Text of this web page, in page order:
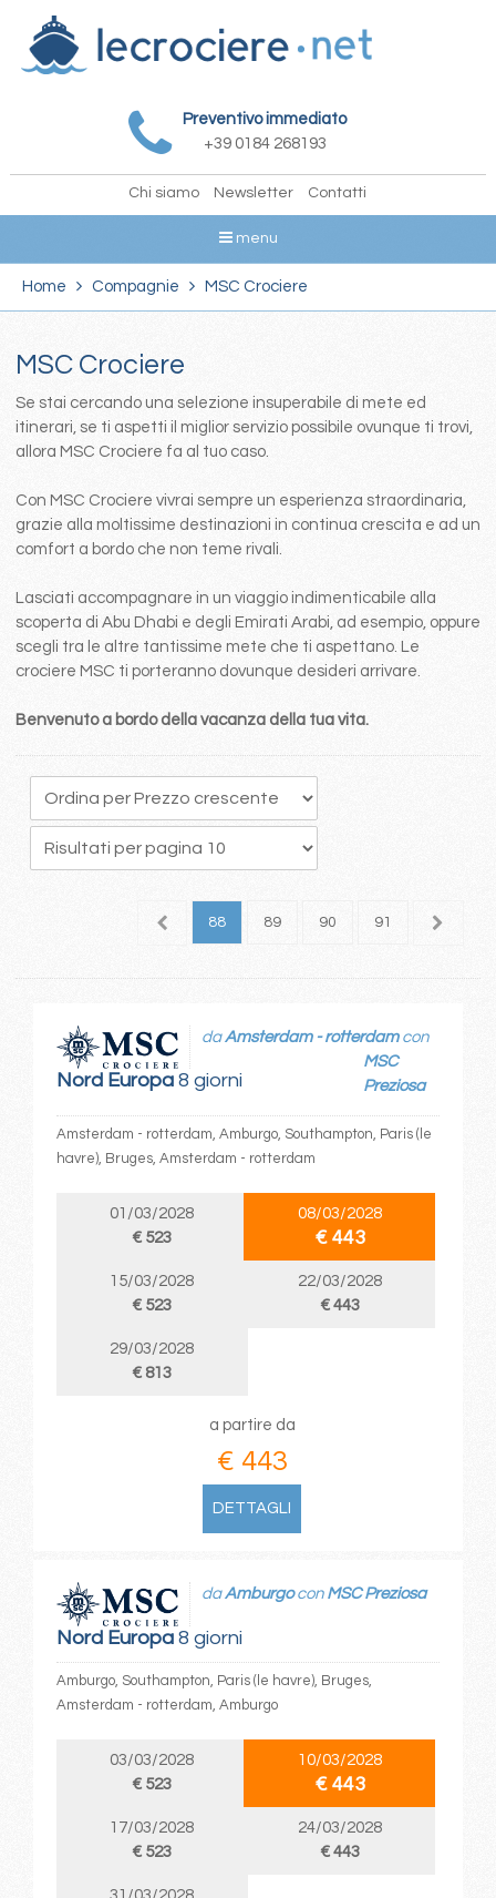
Preventivo immediato
+39 0184 268193
Chi siamo Newsletter Contatti
menu
Home Compagnie MSC Crociere
MSC Crociere
Se stai cercando una selezione insuperabile di mete ed
itinerari, se ti aspetti il miglior servizio possibile ovunque ti trovi,
allora MSC Crociere fa al tuo caso.
Con MSC Crociere vivrai sempre un esperienza straordinaria,
grazie alla moltissime destinazioni in continua crescita e ad un
comfort a bordo che non teme rivali.
Lasciati accompagnare in un viaggio indimenticabile alla
scoperta di Abu Dhabi e degli Emirati Arabi, ad esempio, oppure
scegli tra le altre tantissime mete che ti aspettano. Le
crociere MSC ti porteranno dovunque desideri arrivare.
Benvenuto a bordo della vacanza della tua vita.
87 88 89 90 91 92
Nord Europa8 giorni
daAmsterdam - rotterdamcon
MSC
Preziosa
Amsterdam - rotterdam, Amburgo, Southampton, Paris (le
havre), Bruges, Amsterdam - rotterdam
01/03/2028
€ 523
08/03/2028
€ 443
15/03/2028
€ 523
22/03/2028
€ 443
29/03/2028
€ 813
a partire da
€ 443
DETTAGLI
Nord Europa8 giorni
daAmburgocon MSC Preziosa
Amburgo, Southampton, Paris (le havre), Bruges,
Amsterdam - rotterdam, Amburgo
03/03/2028
€ 523
10/03/2028
€ 443
17/03/2028
€ 523
24/03/2028
€ 443